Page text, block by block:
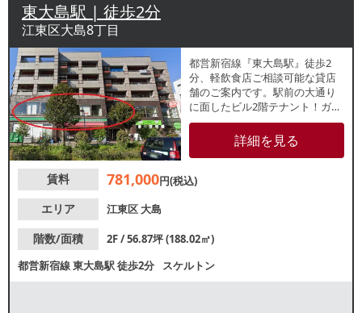
東大島駅 | 徒歩2分
江東区大島8丁目
都営新宿線『東大島駅』徒歩2
分、軽飲食店ご相談可能な貸店
舗のご案内です。駅前の大通り
に面したビル2階テナント！ガラ
ス面大きく、バス停からの視認
性もよい物件です。駅利用客中
止に集客が見込めます。諸条件
い。
詳細を見る
賃料 781,000円(税込)
エリア
江東区 大島
階数/面積
2F / 56.87坪 (188.02㎡)
都営新宿線東大島駅徒歩2分 スケルトン